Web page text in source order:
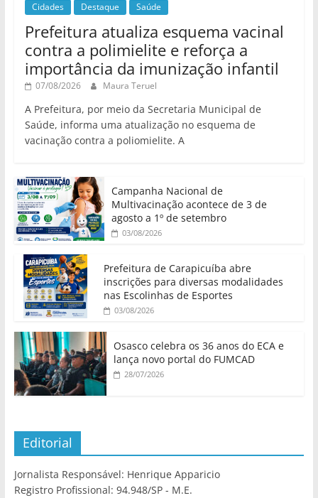
Cidades Destaque Saúde
Prefeitura atualiza esquema vacinal
contra a polimielite e reforça a
importância da imunização infantil
07/08/2026 Maura Teruel
A Prefeitura, por meio da Secretaria Municipal de
Saúde, informa uma atualização no esquema de
vacinação contra a poliomielite. A
Campanha Nacional de
Multivacinação acontece de 3 de
agosto a 1º de setembro
03/08/2026
Prefeitura de Carapicuíba abre
inscrições para diversas modalidades
nas Escolinhas de Esportes
03/08/2026
Osasco celebra os 36 anos do ECA e
lança novo portal do FUMCAD
28/07/2026
Editorial
Jornalista Responsável: Henrique Apparicio
Registro Profissional: 94.948/SP - M.E.